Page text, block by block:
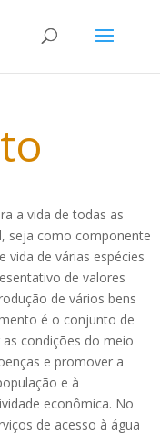
a vida de todas as
seja como componente
vida de várias espécies
de valores
de vários bens
é o conjunto de
condições do meio
e promover a
e à
econômica. No
de acesso à água